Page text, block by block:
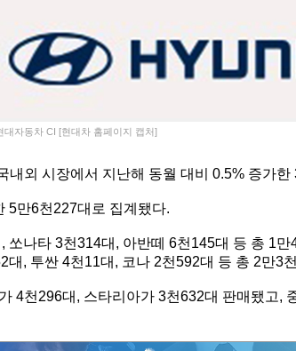
대자동차 CI [현대차 홈페이지 캡처]
내외 시장에서 지난해 동월 대비 0.5% 증가
5만6천227대로 집계됐다.
쏘나타 3천314대, 아반떼 6천145대 등 총 1
대, 투싼 4천11대, 코나 2천592대 등 총 2만3
4천296대, 스타리아가 3천632대 판매됐고,